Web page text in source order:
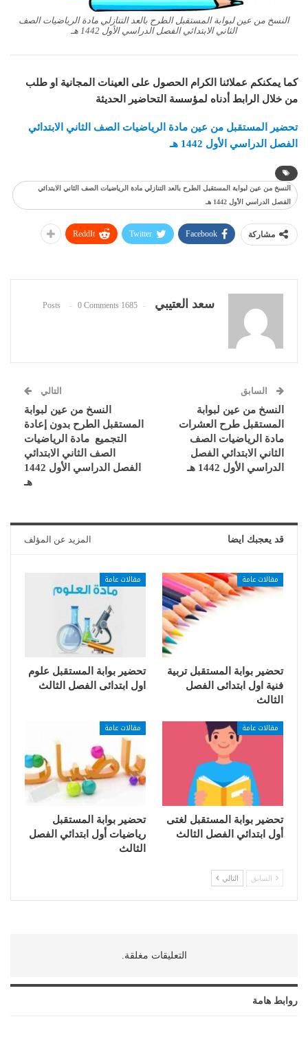
النسخ من عين لبوابة المستقبل الطرح بالعد التنازلي مادة الرياضيات الصف
الثاني الابتدائي الفصل الدراسي الأول 1442 هـ
كما يمكنكم عملائنا الكرام الحصول على العينات المجانية او طلب
من خلال الرابط أدناه لمؤسسة التحاضير الحديثة
تحضير المستقبل من عين مادة الرياضيات الصف الثاني الابتدائي
الفصل الدراسي الأول 1442 هـ
النسخ من عين لبوابة المستقبل الطرح بالعد التنازلي مادة الرياضيات الصف الثاني الابتدائي
الفصل الدراسي الأول 1442 هـ
مشاركة Facebook
Twitter
ReddIt
سعد العتيبي 1685 Posts
0 Comments
السابق
النسخ من عين لبوابة
المستقبل طرح العشرات
مادة الرياضيات الصف
الثاني الابتدائي الفصل
الدراسي الأول 1442 هـ
التالي
النسخ من عين لبوابة
المستقبل الطرح بدون إعادة
التجميع مادة الرياضيات
الصف الثاني الابتدائي
الفصل الدراسي الأول 1442
هـ
قد يعجبك ايضا المزيد عن المؤلف
مقالات عامة
تحضير بوابة المستقبل تربية
فنية اول ابتدائى الفصل
الثالث
مقالات عامة
تحضير بوابة المستقبل علوم
اول ابتدائى الفصل الثالث
مقالات عامة
تحضير بوابة المستقبل لغتى
أول ابتدائي الفصل الثالث
مقالات عامة
تحضير بوابة المستقبل
رياضيات أول ابتدائي الفصل
الثالث
السابق التالي
التعليقات مغلقة.
روابط هامة